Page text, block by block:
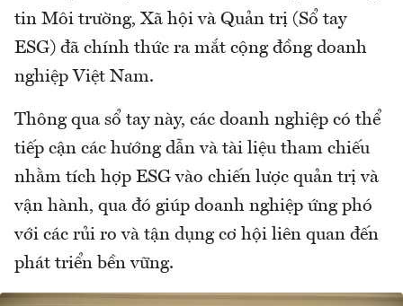
tin Môi trường, Xã hội và Quản trị (Sổ tay
ESG) đã chính thức ra mắt cộng đồng doanh
nghiệp Việt Nam.
Thông qua sổ tay này, các doanh nghiệp có thể
tiếp cận các hướng dẫn và tài liệu tham chiếu
nhằm tích hợp ESG vào chiến lược quản trị và
vận hành, qua đó giúp doanh nghiệp ứng phó
với các rủi ro và tận dụng cơ hội liên quan đến
phát triển bền vững.